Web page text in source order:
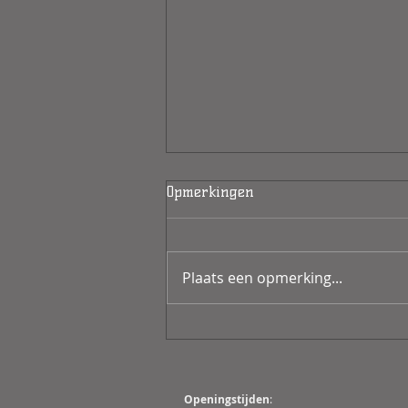
Bel gratis al je vrienden
Opmerkingen
Plaats een opmerking...
Openingstijden: